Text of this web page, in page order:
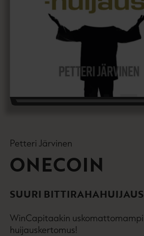
Petteri Järvinen
ONECOIN
SUURI BITTIRAHAHUIJAUS
WinCapitaakin uskomattomampi
huijauskertomus!